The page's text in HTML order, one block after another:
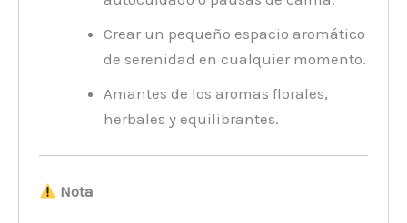
Crear un pequeño espacio aromático
de serenidad en cualquier momento.
Amantes de los aromas florales,
herbales y equilibrantes.
Nota